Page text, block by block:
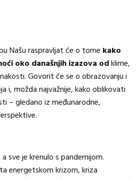
Našu raspravljat će o tome kako
oko današnjih izazova odklime,
Govorit će se o obrazovanju i
i, možda najvažnije, kako oblikovati
– gledano iz međunarodne,
a sve je krenulo s pandemijom.
energetskom krizom, kriza